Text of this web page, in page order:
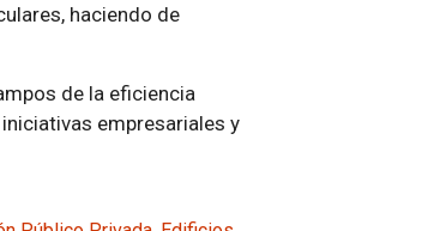
haciendo de
de la eficiencia
empresariales y